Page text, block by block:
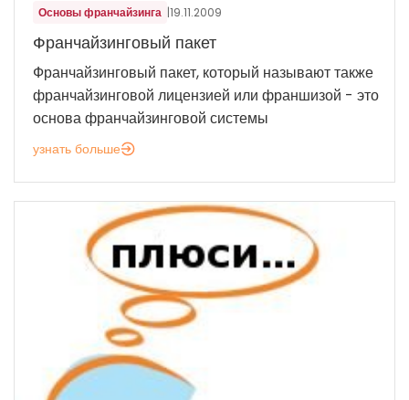
Основы франчайзинга |19.11.2009
Франчайзинговый пакет
Франчайзинговый пакет, который называют также
франчайзинговой лицензией или франшизой - это
основа франчайзинговой системы
узнать больше